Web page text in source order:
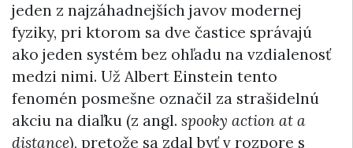
jeden z najzáhadnejších javov modernej
fyziky, pri ktorom sa dve častice správajú
ako jeden systém bez ohľadu na vzdialenosť
medzi nimi. Už Albert Einstein tento
fenomén posmešne označil za strašidelnú
akciu na diaľku (z angl. spooky action at a
distance), pretože sa zdal byť v rozpore s